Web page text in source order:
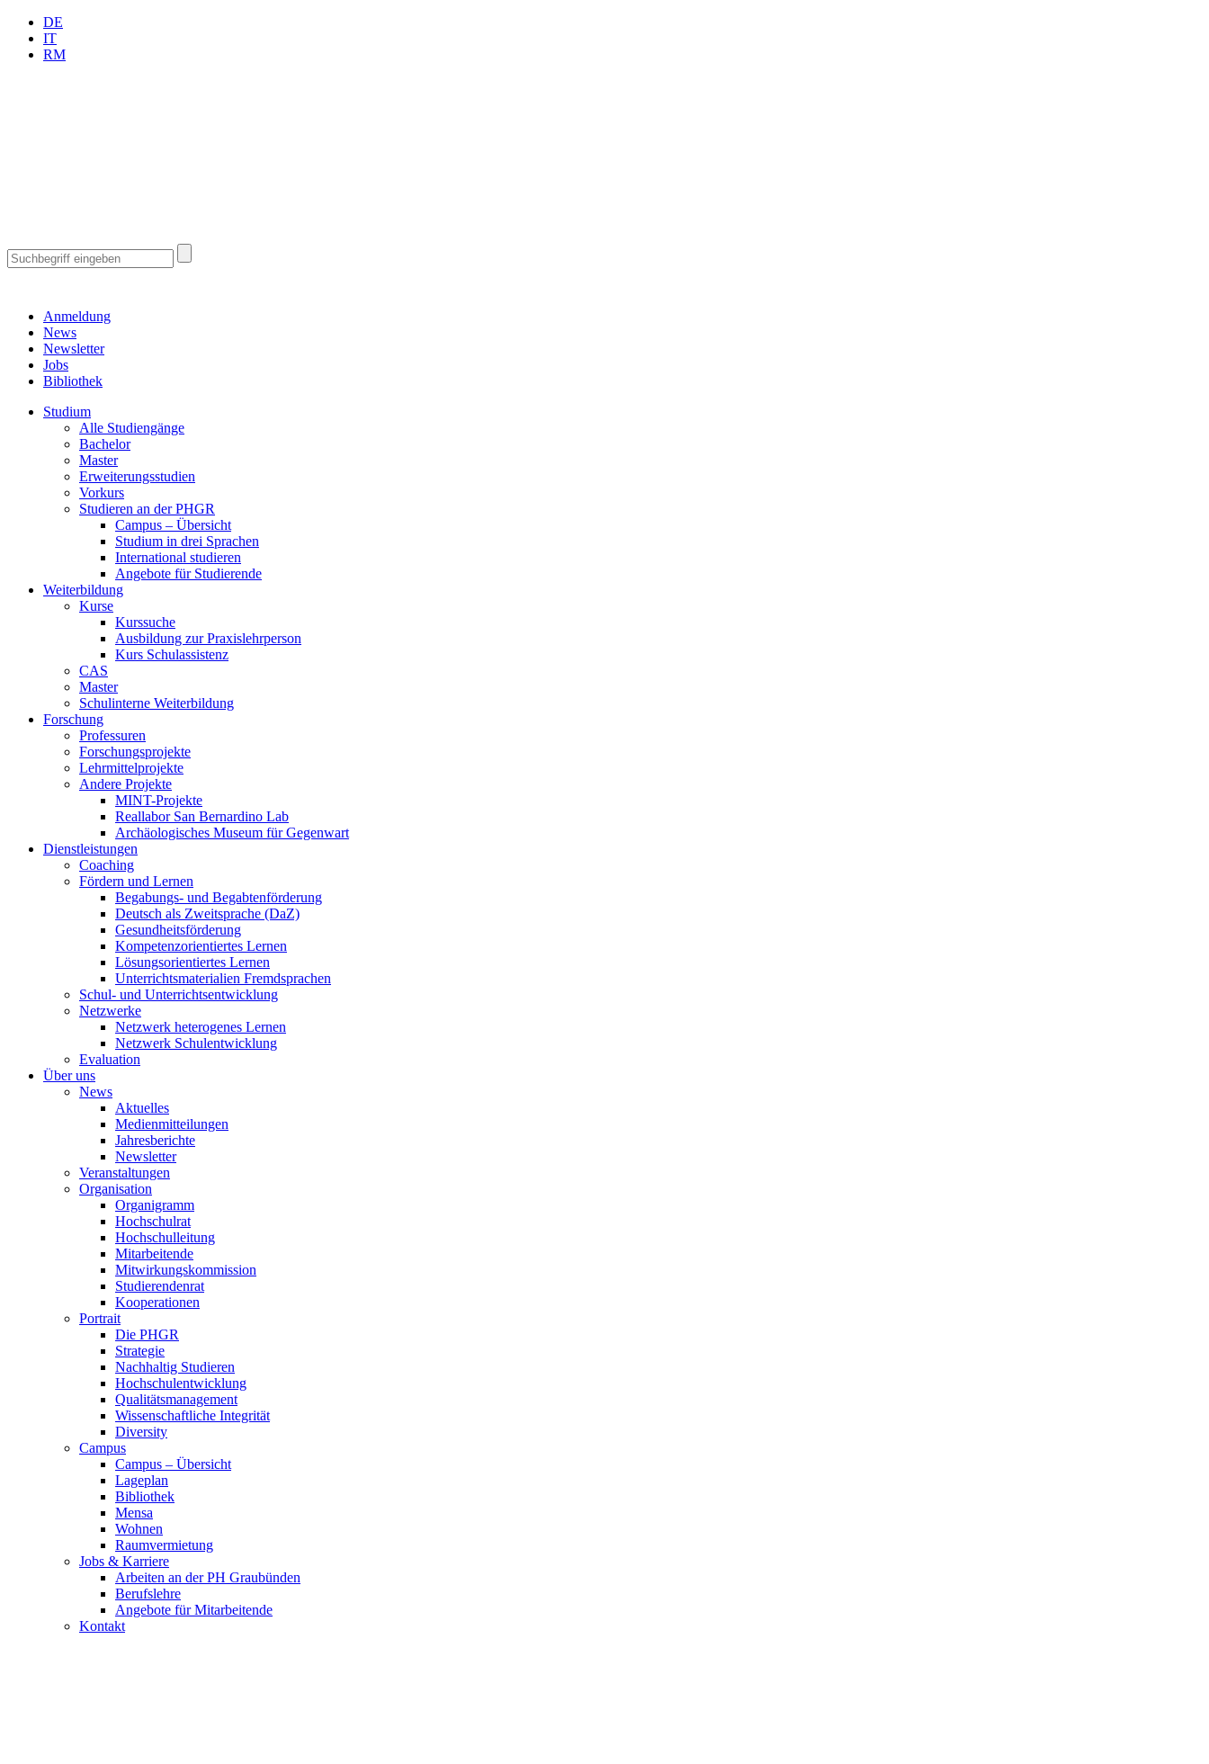
DE
IT
RM
Anmeldung
News
Newsletter
Jobs
Bibliothek
Studium
Alle Studiengänge
Bachelor
Master
Erweiterungsstudien
Vorkurs
Studieren an der PHGR
Campus – Übersicht
Studium in drei Sprachen
International studieren
Angebote für Studierende
Weiterbildung
Kurse
Kurssuche
Ausbildung zur Praxislehrperson
Kurs Schulassistenz
CAS
Master
Schulinterne Weiterbildung
Forschung
Professuren
Forschungsprojekte
Lehrmittelprojekte
Andere Projekte
MINT-Projekte
Reallabor San Bernardino Lab
Archäologisches Museum für Gegenwart
Dienstleistungen
Coaching
Fördern und Lernen
Begabungs- und Begabtenförderung
Deutsch als Zweitsprache (DaZ)
Gesundheitsförderung
Kompetenzorientiertes Lernen
Lösungsorientiertes Lernen
Unterrichtsmaterialien Fremdsprachen
Schul- und Unterrichtsentwicklung
Netzwerke
Netzwerk heterogenes Lernen
Netzwerk Schulentwicklung
Evaluation
Über uns
News
Aktuelles
Medienmitteilungen
Jahresberichte
Newsletter
Veranstaltungen
Organisation
Organigramm
Hochschulrat
Hochschulleitung
Mitarbeitende
Mitwirkungskommission
Studierendenrat
Kooperationen
Portrait
Die PHGR
Strategie
Nachhaltig Studieren
Hochschulentwicklung
Qualitätsmanagement
Wissenschaftliche Integrität
Diversity
Campus
Campus – Übersicht
Lageplan
Bibliothek
Mensa
Wohnen
Raumvermietung
Jobs & Karriere
Arbeiten an der PH Graubünden
Berufslehre
Angebote für Mitarbeitende
Kontakt